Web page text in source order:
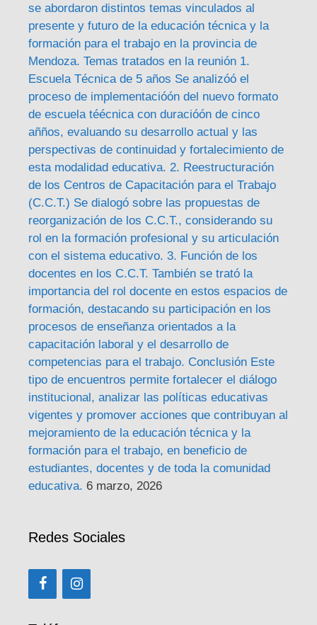
se abordaron distintos temas vinculados al
presente y futuro de la educación técnica y la
formación para el trabajo en la provincia de
Mendoza. Temas tratados en la reunión 1.
Escuela Técnica de 5 años Se analizóó el
proceso de implementacióón del nuevo formato
de escuela téécnica con duracióón de cinco
añños, evaluando su desarrollo actual y las
perspectivas de continuidad y fortalecimiento de
esta modalidad educativa. 2. Reestructuración
de los Centros de Capacitación para el Trabajo
(C.C.T.) Se dialogó sobre las propuestas de
reorganización de los C.C.T., considerando su
rol en la formación profesional y su articulación
con el sistema educativo. 3. Función de los
docentes en los C.C.T. También se trató la
importancia del rol docente en estos espacios de
formación, destacando su participación en los
procesos de enseñanza orientados a la
capacitación laboral y el desarrollo de
competencias para el trabajo. Conclusión Este
tipo de encuentros permite fortalecer el diálogo
institucional, analizar las políticas educativas
vigentes y promover acciones que contribuyan al
mejoramiento de la educación técnica y la
formación para el trabajo, en beneficio de
estudiantes, docentes y de toda la comunidad
educativa. 6 marzo, 2026
Redes Sociales